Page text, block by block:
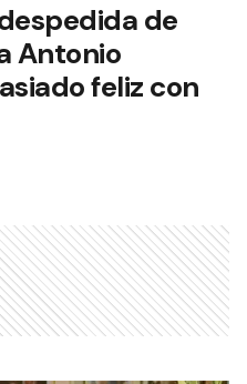
de
Antonio
feliz con